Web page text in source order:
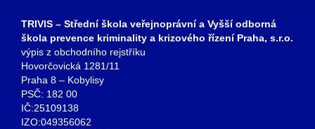
TRIVIS – Střední škola veřejnoprávní a Vyšší odborná
škola prevence kriminality a krizového řízení Praha, s.r.o.
výpis z obchodního rejstříku
Hovorčovická 1281/11
Praha 8 – Kobylisy
PSČ: 182 00
IČ:25109138
IZO:049356062